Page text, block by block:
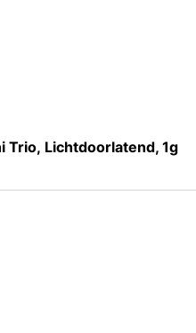
Trio, Lichtdoorlatend, 1g